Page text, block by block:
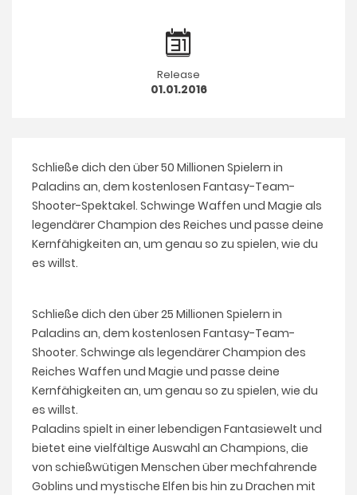
Release
01.01.2016
Schließe dich den über 50 Millionen Spielern in
Paladins an, dem kostenlosen Fantasy-Team-
Shooter-Spektakel. Schwinge Waffen und Magie als
legendärer Champion des Reiches und passe deine
Kernfähigkeiten an, um genau so zu spielen, wie du
es willst.
Schließe dich den über 25 Millionen Spielern in
Paladins an, dem kostenlosen Fantasy-Team-
Shooter. Schwinge als legendärer Champion des
Reiches Waffen und Magie und passe deine
Kernfähigkeiten an, um genau so zu spielen, wie du
es willst.
Paladins spielt in einer lebendigen Fantasiewelt und
bietet eine vielfältige Auswahl an Champions, die
von schießwütigen Menschen über mechfahrende
Goblins und mystische Elfen bis hin zu Drachen mit